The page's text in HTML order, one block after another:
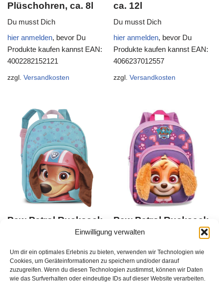
Einwilligung verwalten
Um dir ein optimales Erlebnis zu bieten, verwenden wir Technologien wie
Cookies, um Geräteinformationen zu speichern und/oder darauf
zuzugreifen. Wenn du diesen Technologien zustimmst, können wir Daten
wie das Surfverhalten oder eindeutige IDs auf dieser Website verarbeiten.
Plüschohren, ca. 8l
Du musst Dich
hier anmelden, bevor Du
Produkte kaufen kannst EAN:
4002282152121
zzgl. Versandkosten
ca. 12l
Du musst Dich
hier anmelden, bevor Du
Produkte kaufen kannst EAN:
4066237012557
zzgl.Versandkosten
Paw Patrol Rucksack
„Liberty“ mit lustigen
Du musst Dich
hier anmelden, bevor Du
Paw Patrol Rucksack
„Skye“ mit lustigen
Du musst Dich
hier anmelden, bevor Du